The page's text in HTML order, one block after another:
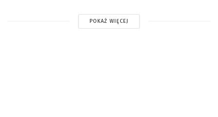
POKAŻ WIĘCEJ